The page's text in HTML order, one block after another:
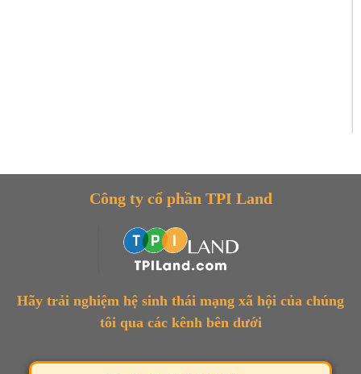
Công ty cổ phần TPI Land
Hãy trải nghiệm hệ sinh thái mạng xã hội của chúng
tôi qua các kênh bên dưới